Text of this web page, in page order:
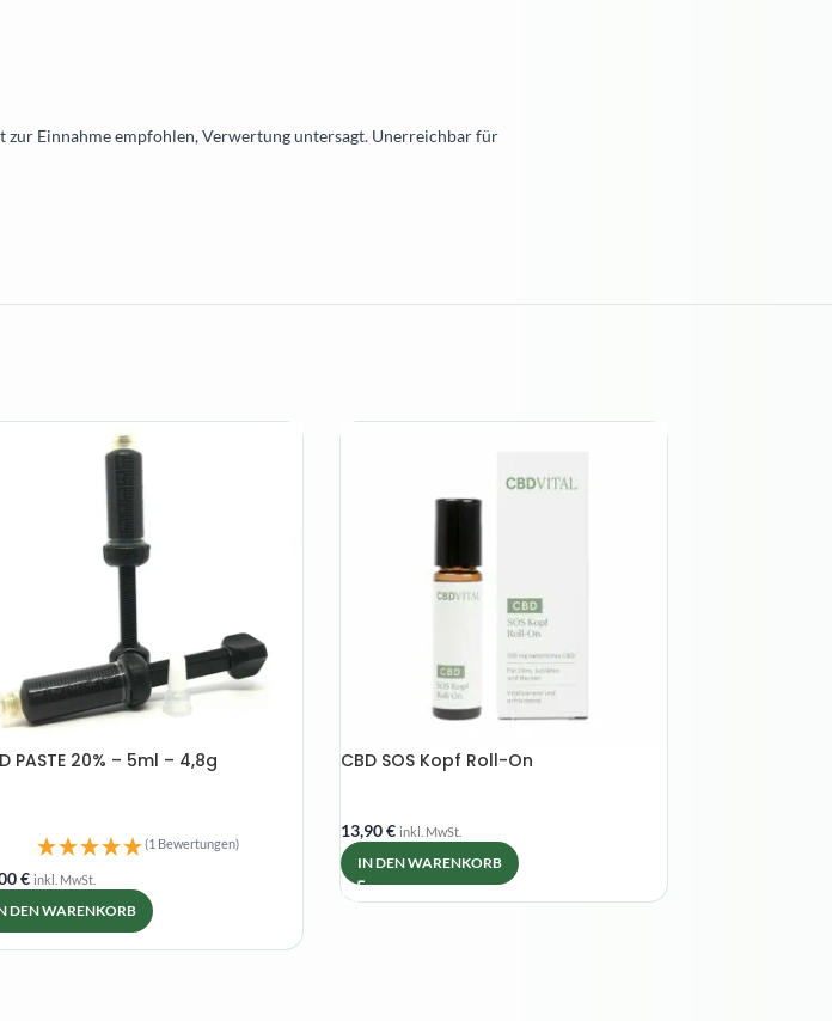
zur Einnahme empfohlen, Verwertung untersagt. Unerreichbar für
PASTE 20% – 5ml – 4,8g
€ inkl. MwSt.
DEN WARENKORB
(1 Bewertungen)
CBD SOS Kopf Roll-On
13,90€ inkl. MwSt.
IN DEN WARENKORB